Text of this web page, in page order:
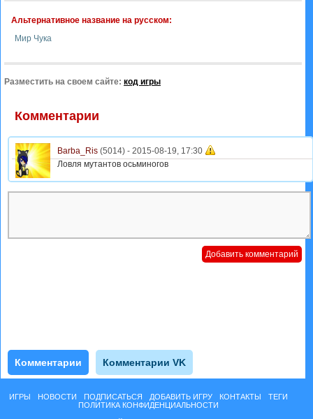
Альтернативное название на русском:
Мир Чука
Разместить на своем сайте: код игры
Комментарии
Barba_Ris (5014) - 2015-08-19, 17:30
Ловля мутантов осьминогов
Комментарии Комментарии VK
ИГРЫ НОВОСТИ ПОДПИСАТЬСЯ ДОБАВИТЬ ИГРУ КОНТАКТЫ
ТЕГИ
ПОЛИТИКА КОНФИДЕНЦИАЛЬНОСТИ